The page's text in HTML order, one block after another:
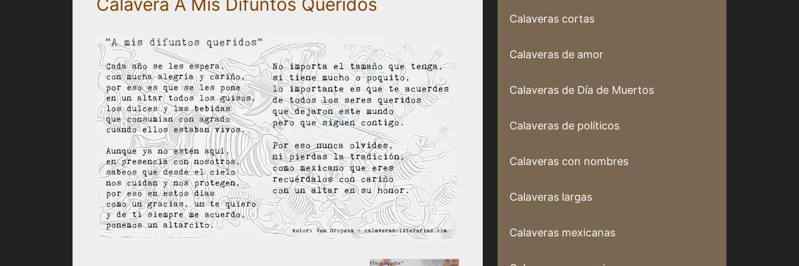
Calaveras cortas
Calaveras de amor
Calaveras de Día de Muertos
Calaveras de políticos
Calaveras con nombres
Calaveras largas
Calaveras mexicanas